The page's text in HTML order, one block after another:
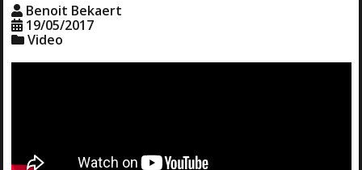
Benoit Bekaert
19/05/2017
Video